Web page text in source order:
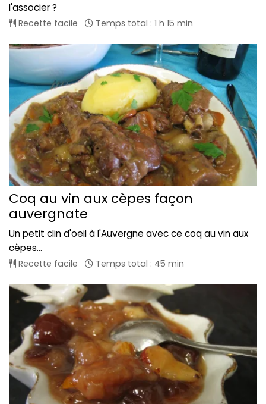
l'associer ?
Recette facile Temps total : 1 h 15 min
Coq au vin aux cèpes façon
auvergnate
Un petit clin d'oeil à l'Auvergne avec ce coq au vin aux
cèpes...
Recette facile Temps total : 45 min